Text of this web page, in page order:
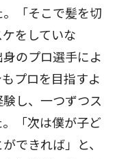
「そこで髪を切
をしていな
のプロ選手によ
プロを目指すよ
し、一つずつス
「次は僕が子ど
できれば」と、